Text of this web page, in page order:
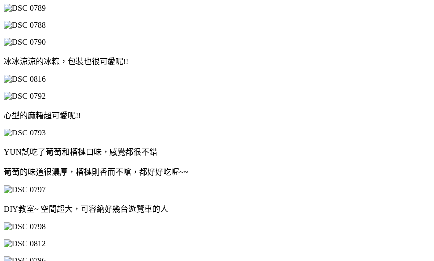
冰冰涼涼的冰粽，包裝也很可愛呢!!
心型的麻糬超可愛呢!!
YUN試吃了葡萄和榴槤口味，感覺都很不錯
葡萄的味道很濃厚，榴槤則香而不嗆，都好好吃喔~~
DIY教室~ 空間超大，可容納好幾台遊覽車的人